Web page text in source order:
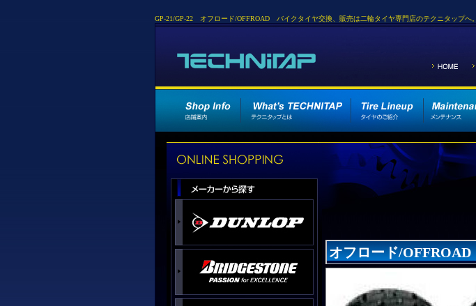
GP-21/GP-22 オフロード/OFFROAD バイクタイヤ交換、販売は二輪タイヤ専門店のテクニタップへ。
オフロード/OFFROAD